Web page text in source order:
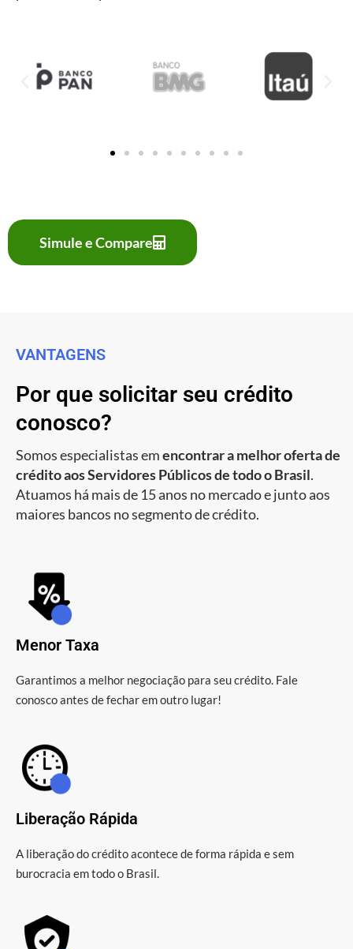
Simule e Compare
VANTAGENS
Por que solicitar seu crédito
conosco?
Somos especialistas emencontrar a melhor oferta de
crédito aos Servidores Públicos de todo o Brasil.
Atuamos há mais de 15 anos no mercado e junto aos
maiores bancos no segmento de crédito.
Menor Taxa
Garantimos a melhor negociação para seu crédito. Fale
conosco antes de fechar em outro lugar!
Liberação Rápida
A liberação do crédito acontece de forma rápida e sem
burocracia em todo o Brasil.